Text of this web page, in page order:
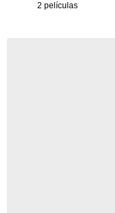
2 películas